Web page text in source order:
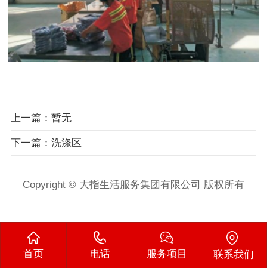
上一篇：暂无
下一篇：洗涤区
Copyright © 大指生活服务集团有限公司 版权所有
首页 电话 服务项目 联系我们